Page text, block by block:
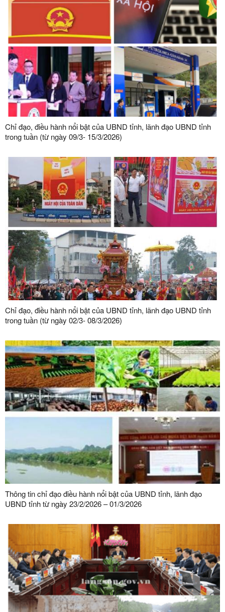
Chỉ đạo, điều hành nổi bật của UBND tỉnh, lãnh đạo UBND tỉnh
trong tuần (từ ngày 09/3- 15/3/2026)
Chỉ đạo, điều hành nổi bật của UBND tỉnh, lãnh đạo UBND tỉnh
trong tuần (từ ngày 02/3- 08/3/2026)
Thông tin chỉ đạo điều hành nổi bật của UBND tỉnh, lãnh đạo
UBND tỉnh từ ngày 23/2/2026 – 01/3/2026